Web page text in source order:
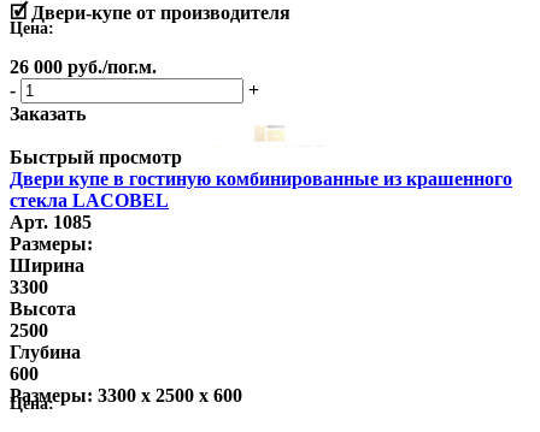
🗹 Двери-купе от производителя
Цена:
26 000 руб./пог.м.
-
+
Заказать
Быстрый просмотр
Двери купе в гостиную комбинированные из крашенного
стекла LACOBEL
Арт. 1085
Размеры:
Ширина
3300
Высота
2500
Глубина
600
Размеры: 3300 x 2500 x 600
Цена: